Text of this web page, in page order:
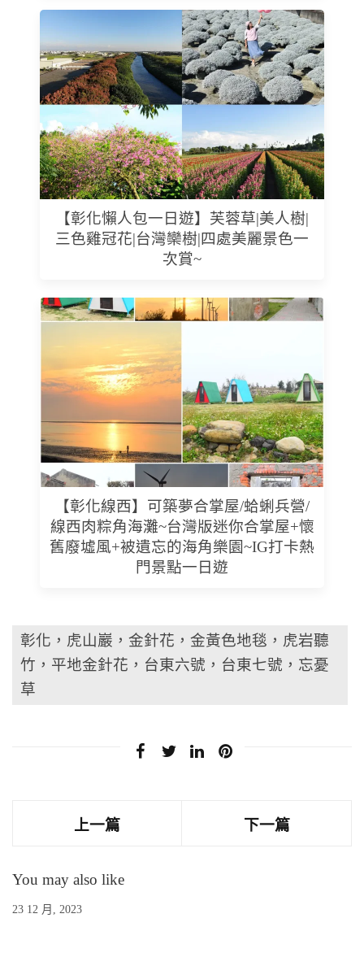
【彰化懶人包一日遊】芙蓉草|美人樹|
三色雞冠花|台灣欒樹|四處美麗景色一
次賞~
【彰化線西】可築夢合掌屋/蛤蜊兵營/
線西肉粽角海灘~台灣版迷你合掌屋+懷
舊廢墟風+被遺忘的海角樂園~IG打卡熱
門景點一日遊
彰化，虎山巖，金針花，金黃色地毯，虎岩聽
竹，平地金針花，台東六號，台東七號，忘憂
草
上一篇 下一篇
You may also like
23 12 月, 2023